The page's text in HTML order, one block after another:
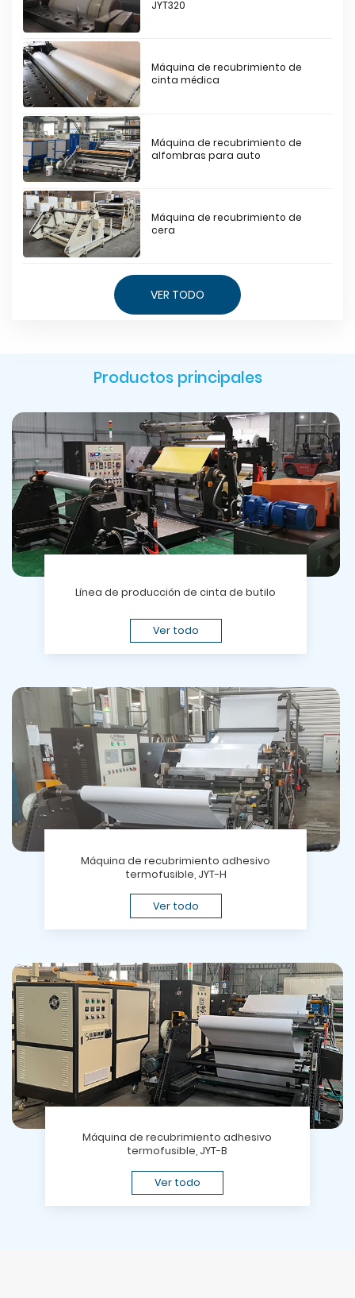
JYT320
Máquina de recubrimiento de
cinta médica
Máquina de recubrimiento de
alfombras para auto
Máquina de recubrimiento de
cera
VER TODO
Productos principales
Línea de producción de cinta de butilo
Ver todo
Máquina de recubrimiento adhesivo
termofusible, JYT-H
Ver todo
Máquina de recubrimiento adhesivo
termofusible, JYT-B
Ver todo